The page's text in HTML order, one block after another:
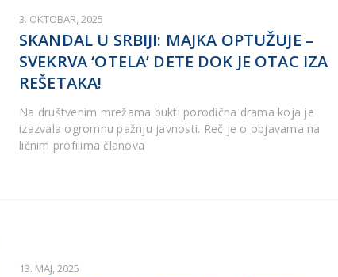
3. OKTOBAR, 2025
SKANDAL U SRBIJI: MAJKA OPTUŽUJE –
SVEKRVA ‘OTELA’ DETE DOK JE OTAC IZA
REŠETAKA!
Na društvenim mrežama bukti porodična drama koja je
izazvala ogromnu pažnju javnosti. Reč je o objavama na
ličnim profilima članova
13. MAJ, 2025